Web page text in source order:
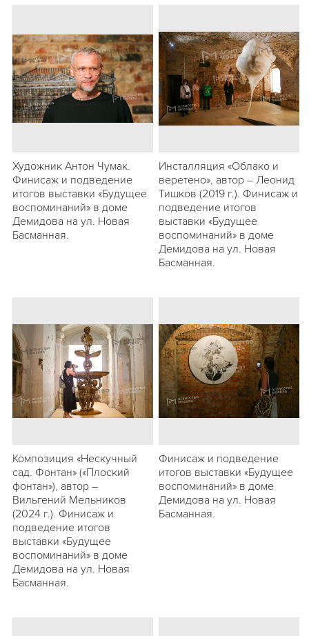
Художник Антон Чумак.
Финисаж и подведение
итогов выставки «Будущее
воспоминаний» в доме
Демидова на ул. Новая
Басманная.
Инсталляция «Облако и
веретено», автор – Леонид
Тишков (2019 г.). Финисаж и
подведение итогов
выставки «Будущее
воспоминаний» в доме
Демидова на ул. Новая
Басманная.
Композиция «Нескучный
сад. Фонтан» («Плоский
фонтан»), автор –
Вильгений Мельников
(2024 г.). Финисаж и
подведение итогов
выставки «Будущее
воспоминаний» в доме
Демидова на ул. Новая
Басманная.
Финисаж и подведение
итогов выставки «Будущее
воспоминаний» в доме
Демидова на ул. Новая
Басманная.